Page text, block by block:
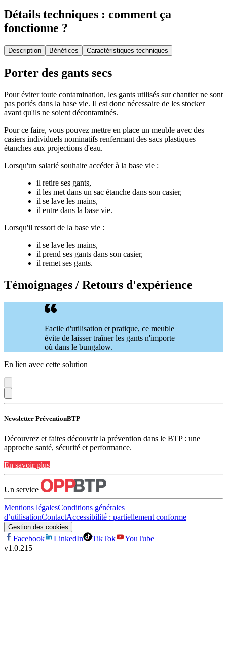
Détails techniques : comment ça
fonctionne ?
Description Bénéfices Caractéristiques techniques
Porter des gants secs
Pour éviter toute contamination, les gants utilisés sur chantier ne sont
pas portés dans la base vie. Il est donc nécessaire de les stocker
avant qu'ils ne soient décontaminés.
Pour ce faire, vous pouvez mettre en place un meuble avec des
casiers individuels nominatifs renfermant des sacs plastiques
étanches aux projections d'eau.
Lorsqu'un salarié souhaite accéder à la base vie :
il retire ses gants,
il les met dans un sac étanche dans son casier,
il se lave les mains,
il entre dans la base vie.
Lorsqu'il ressort de la base vie :
il se lave les mains,
il prend ses gants dans son casier,
il remet ses gants.
Témoignages / Retours d'expérience
Facile d'utilisation et pratique, ce meuble
évite de laisser traîner les gants n'importe
où dans le bungalow.
En lien avec cette solution
Newsletter PréventionBTP
Découvrez et faites découvrir la prévention dans le BTP : une
approche santé, sécurité et performance.
En savoir plus
Un service
Mentions légalesConditions générales
d’utilisationContactAccessibilité : partiellement conforme
Gestion des cookies
Facebook LinkedIn TikTok
YouTube
v1.0.215